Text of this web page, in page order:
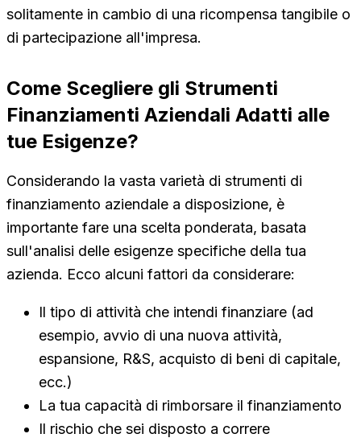
solitamente in cambio di una ricompensa tangibile o
di partecipazione all'impresa.
Come Scegliere gli Strumenti
Finanziamenti Aziendali Adatti alle
tue Esigenze?
Considerando la vasta varietà di strumenti di
finanziamento aziendale a disposizione, è
importante fare una scelta ponderata, basata
sull'analisi delle esigenze specifiche della tua
azienda. Ecco alcuni fattori da considerare:
Il tipo di attività che intendi finanziare (ad
esempio, avvio di una nuova attività,
espansione, R&S, acquisto di beni di capitale,
ecc.)
La tua capacità di rimborsare il finanziamento
Il rischio che sei disposto a correre